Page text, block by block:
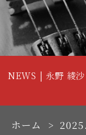
NEWS | 永野 綾
ホーム